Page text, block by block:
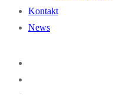
Kontakt
News